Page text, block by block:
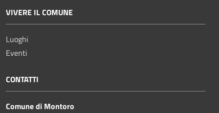
VIVERE IL COMUNE
Luoghi
Eventi
CONTATTI
Comune di Montoro